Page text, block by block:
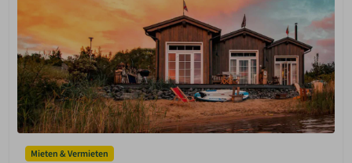
Mieten & Vermieten